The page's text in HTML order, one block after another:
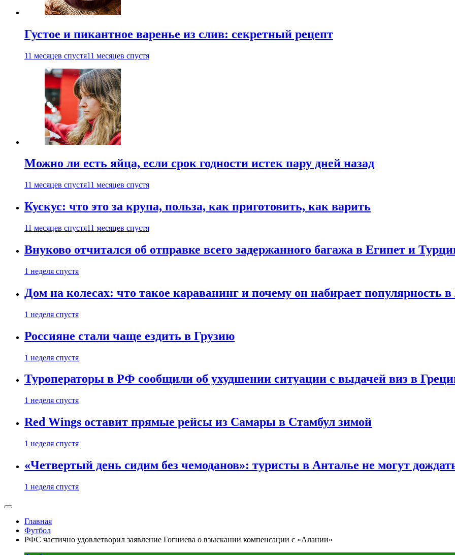
Густое и пикантное варенье из слив: секретный рецепт
11 месяцев спустя11 месяцев спустя
Можно ли есть яйца, если срок годности истек пару дней назад
11 месяцев спустя11 месяцев спустя
Кускус: что это за крупа, польза, как приготовить, как варить
11 месяцев спустя11 месяцев спустя
Внуково отчитался об отправке всего задержанного багажа в Египет и
1 неделя спустя
Дом на колесах: что такое караванинг и почему он набирает популярность в
1 неделя спустя
Россияне стали чаще ездить в Грузию
1 неделя спустя
Туроператоры в РФ сообщили об ухудшении ситуации с выдачей виз в
1 неделя спустя
Red Wings оставит прямые рейсы из Самары в Стамбул зимой
1 неделя спустя
«Четвертый день сидим без чемоданов»: туристы в Анталье не могут
1 неделя спустя
Главная
Футбол
РФС частично удовлетворил заявление Гогниева о взыскании компенсации с «Алании»